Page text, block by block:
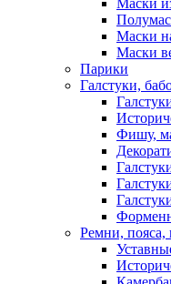
Маски
Маски
Маски
Парики
Галстуки,
Фишу,
Ремни, пояса,